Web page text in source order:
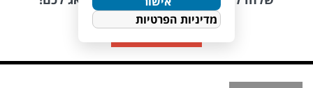
שליחת קורות חיים
מדיניות הפרטיות